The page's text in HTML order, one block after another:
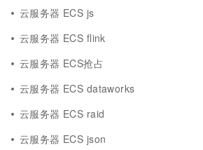
云服务器 ECS js
云服务器 ECS flink
云服务器 ECS抢占
云服务器 ECS dataworks
云服务器 ECS raid
云服务器 ECS json